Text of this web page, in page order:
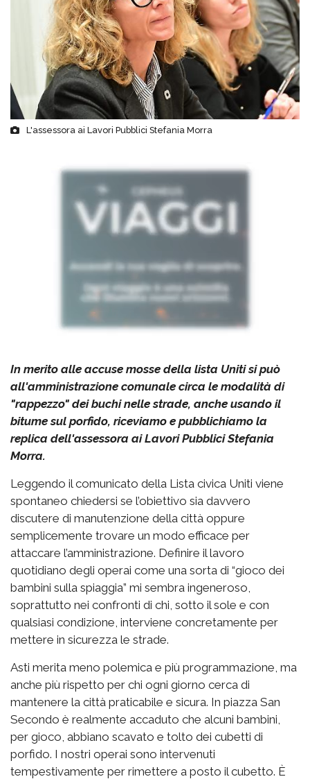
L'assessora ai Lavori Pubblici Stefania Morra
In merito alle accuse mosse della lista Uniti si può
all'amministrazione comunale circa le modalità di
"rappezzo" dei buchi nelle strade, anche usando il
bitume sul porfido, riceviamo e pubblichiamo la
replica dell'assessora ai Lavori Pubblici Stefania
Morra.
Leggendo il comunicato della Lista civica Uniti viene
spontaneo chiedersi se l’obiettivo sia davvero
discutere di manutenzione della città oppure
semplicemente trovare un modo efficace per
attaccare l’amministrazione. Definire il lavoro
quotidiano degli operai come una sorta di “gioco dei
bambini sulla spiaggia” mi sembra ingeneroso,
soprattutto nei confronti di chi, sotto il sole e con
qualsiasi condizione, interviene concretamente per
mettere in sicurezza le strade.
Asti merita meno polemica e più programmazione, ma
anche più rispetto per chi ogni giorno cerca di
mantenere la città praticabile e sicura. In piazza San
Secondo è realmente accaduto che alcuni bambini,
per gioco, abbiano scavato e tolto dei cubetti di
porfido. I nostri operai sono intervenuti
tempestivamente per rimettere a posto il cubetto. È